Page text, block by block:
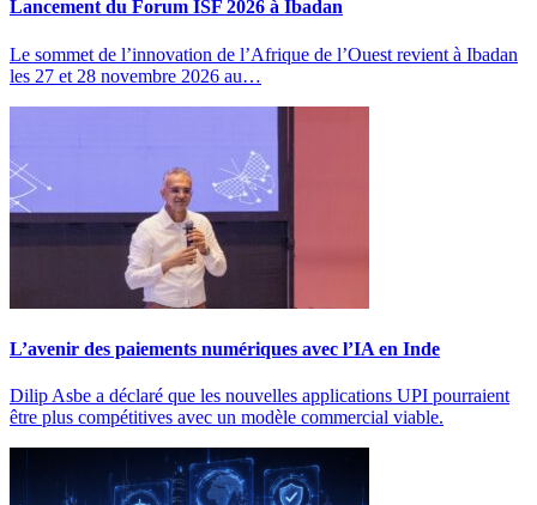
Lancement du Forum ISF 2026 à Ibadan
Le sommet de l’innovation de l’Afrique de l’Ouest revient à Ibadan
les 27 et 28 novembre 2026 au…
L’avenir des paiements numériques avec l’IA en Inde
Dilip Asbe a déclaré que les nouvelles applications UPI pourraient
être plus compétitives avec un modèle commercial viable.